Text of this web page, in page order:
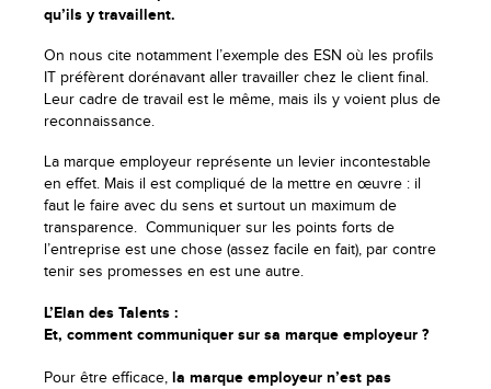
qu’ils y travaillent.
On nous cite notamment l’exemple des ESN où les profils
IT préfèrent dorénavant aller travailler chez le client final.
Leur cadre de travail est le même, mais ils y voient plus de
reconnaissance.
La marque employeur représente un levier incontestable
en effet. Mais il est compliqué de la mettre en œuvre : il
faut le faire avec du sens et surtout un maximum de
transparence. Communiquer sur les points forts de
l’entreprise est une chose (assez facile en fait), par contre
tenir ses promesses en est une autre.
L’Elan des Talents :
Et, comment communiquer sur sa marque employeur ?
Pour être efficace, la marque employeur n’est pas